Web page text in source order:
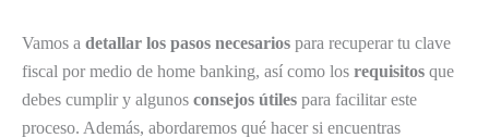
Vamos a detallar los pasos necesarios para recuperar tu clave
fiscal por medio de home banking, así como los requisitos que
debes cumplir y algunos consejos útiles para facilitar este
proceso. Además, abordaremos qué hacer si encuentras